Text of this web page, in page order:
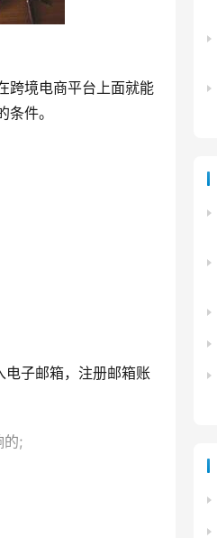
境电商平台上面就能
件。
子邮箱，注册邮箱账
的;
核，通过后可以缴纳